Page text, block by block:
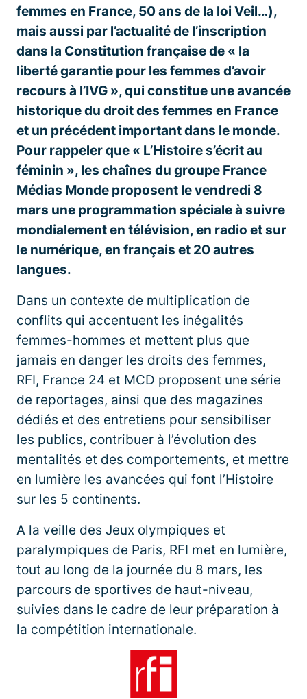
femmes en France, 50 ans de la loi Veil…),
mais aussi par l’actualité de l’inscription
dans la Constitution française de « la
liberté garantie pour les femmes d’avoir
recours à l’IVG », qui constitue une avancée
historique du droit des femmes en France
et un précédent important dans le monde.
Pour rappeler que « L’Histoire s’écrit au
féminin », les chaînes du groupe France
Médias Monde proposent le vendredi 8
mars une programmation spéciale à suivre
mondialement en télévision, en radio et sur
le numérique, en français et 20 autres
langues.
Dans un contexte de multiplication de
conflits qui accentuent les inégalités
femmes-hommes et mettent plus que
jamais en danger les droits des femmes,
RFI, France 24 et MCD proposent une série
de reportages, ainsi que des magazines
dédiés et des entretiens pour sensibiliser
les publics, contribuer à l’évolution des
mentalités et des comportements, et mettre
en lumière les avancées qui font l’Histoire
sur les 5 continents.
A la veille des Jeux olympiques et
paralympiques de Paris, RFI met en lumière,
tout au long de la journée du 8 mars, les
parcours de sportives de haut-niveau,
suivies dans le cadre de leur préparation à
la compétition internationale.